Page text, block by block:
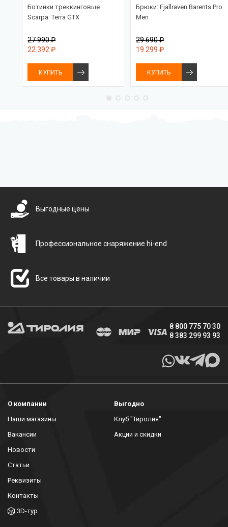
Ботинки треккинговые
Scarpa: Terra GTX
27 990 ₽
22 392 ₽
КУПИТЬ
Брюки: Fjallraven Barents Pro
Men
29 690 ₽
19 299 ₽
КУПИТЬ
Выгодные цены
Профессиональное снаряжение hi-end
Все товары в наличии
8 800 775 70 30
8 383 299 93 93
О компании
Наши магазины
Вакансии
Новости
Статьи
Реквизиты
Контакты
3D-тур
Выгодно
Клуб "Тиролия"
Акции и скидки